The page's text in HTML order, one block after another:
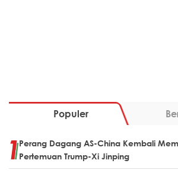
Populer
Perang Dagang AS-China Kembali
Pertemuan Trump-Xi Jinping